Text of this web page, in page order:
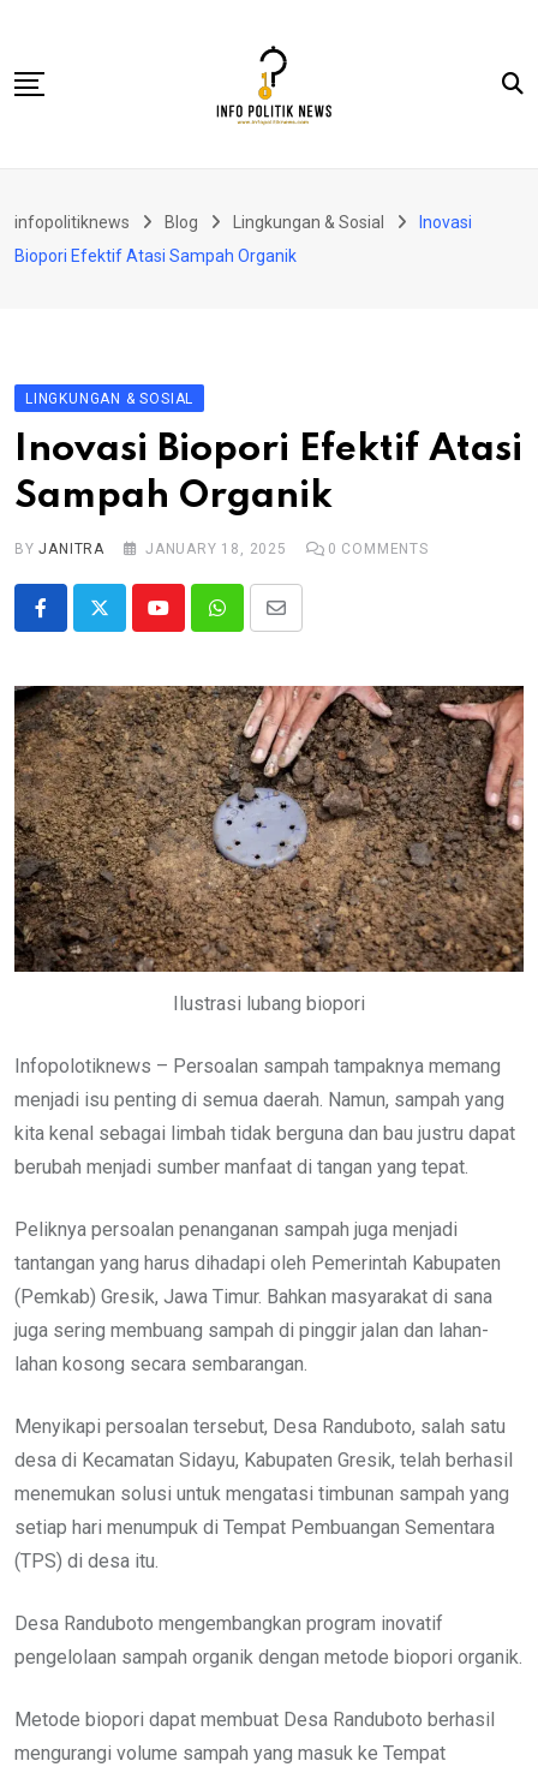
content
Politik & Hukum
Olahraga
Kolom
infopolitiknews Blog Lingkungan & Sosial
Inovasi
Biopori Efektif Atasi Sampah Organik
LINGKUNGAN & SOSIAL
Inovasi Biopori Efektif Atasi
Sampah Organik
BYJANITRA JANUARY 18, 2025 0 COMMENTS
YoutubeWhatsappShare
Email
Ilustrasi lubang biopori
Infopolotiknews – Persoalan sampah tampaknya memang
menjadi isu penting di semua daerah. Namun, sampah yang
kita kenal sebagai limbah tidak berguna dan bau justru dapat
berubah menjadi sumber manfaat di tangan yang tepat.
Peliknya persoalan penanganan sampah juga menjadi
tantangan yang harus dihadapi oleh Pemerintah Kabupaten
(Pemkab) Gresik, Jawa Timur. Bahkan masyarakat di sana
juga sering membuang sampah di pinggir jalan dan lahan-
lahan kosong secara sembarangan.
Menyikapi persoalan tersebut, Desa Randuboto, salah satu
desa di Kecamatan Sidayu, Kabupaten Gresik, telah berhasil
menemukan solusi untuk mengatasi timbunan sampah yang
setiap hari menumpuk di Tempat Pembuangan Sementara
(TPS) di desa itu.
Desa Randuboto mengembangkan program inovatif
pengelolaan sampah organik dengan metode biopori organik.
Metode biopori dapat membuat Desa Randuboto berhasil
mengurangi volume sampah yang masuk ke Tempat